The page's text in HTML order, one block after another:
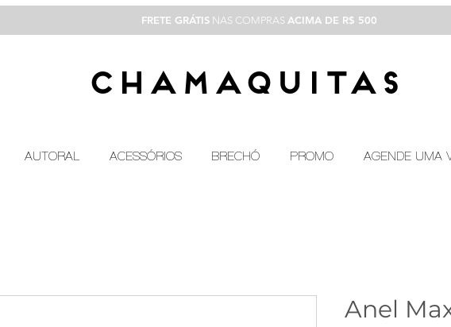
FRETE GRÁTISNAS COMPRAS ACIMA DE R$ 500
CHAMAQUITAS
AUTORAL ACESSÓRIOS BRECHÓ PROMO AGENDE UMA
Anel